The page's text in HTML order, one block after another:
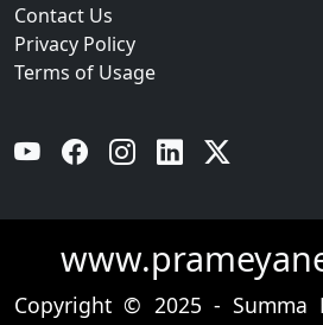
Contact Us
Privacy Policy
Terms of Usage
YouTube Facebook Instagram Linkedin
Copyright © 2025 - Summa